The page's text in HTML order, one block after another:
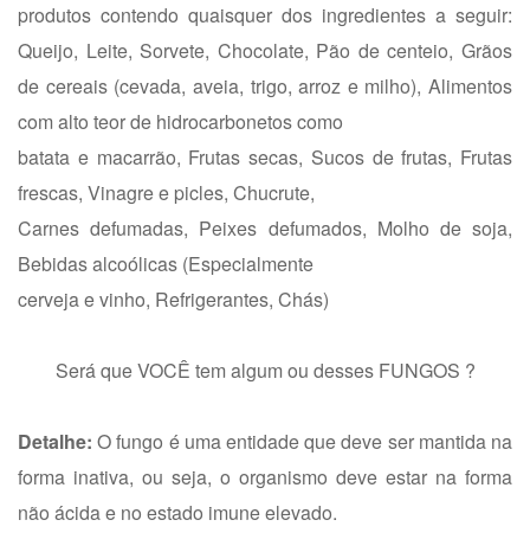
produtos contendo quaisquer dos ingredientes a seguir:
Queijo, Leite, Sorvete, Chocolate, Pão de centeio, Grãos
de cereais (cevada, aveia, trigo, arroz e milho), Alimentos
com alto teor de hidrocarbonetos como
batata e macarrão, Frutas secas, Sucos de frutas, Frutas
frescas, Vinagre e picles, Chucrute,
Carnes defumadas, Peixes defumados, Molho de soja,
Bebidas alcoólicas (Especialmente
cerveja e vinho, Refrigerantes, Chás)
Será que VOCÊ tem algum ou desses FUNGOS ?
Detalhe: O fungo é uma entidade que deve ser mantida na
forma inativa, ou seja, o organismo deve estar na forma
não ácida e no estado imune elevado.